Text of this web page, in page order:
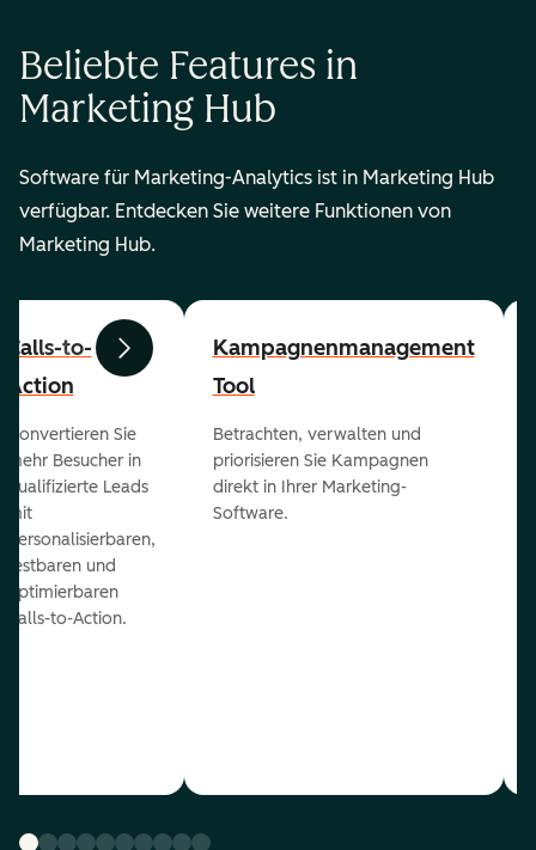
Beliebte Features in
Marketing Hub
Software für Marketing-Analytics ist in Marketing Hub
verfügbar. Entdecken Sie weitere Funktionen von
Marketing Hub.
ZurückWeiter
Calls-to-
Action
Konvertieren Sie
mehr Besucher in
qualifizierte Leads
mit
personalisierbaren,
testbaren und
optimierbaren
Calls-to-Action.
Kampagnenmanagement
Tool
Betrachten, verwalten und
priorisieren Sie Kampagnen
direkt in Ihrer Marketing-
Software.